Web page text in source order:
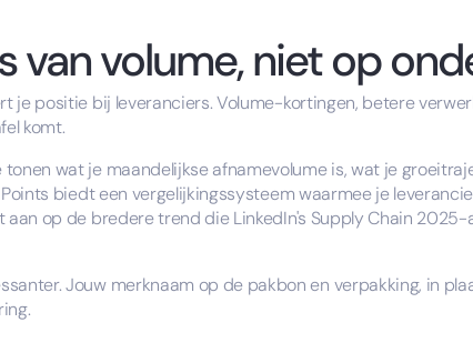
van volume, niet op
je positie bij leveranciers. Volume-kortingen, betere
komt.
wat je maandelijkse afnamevolume is, wat je
biedt een vergelijkingssysteem waarmee je
op de bredere trend die LinkedIn's Supply Chain
Jouw merknaam op de pakbon en verpakking, in